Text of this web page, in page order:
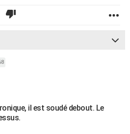
il est soudé debout. Le